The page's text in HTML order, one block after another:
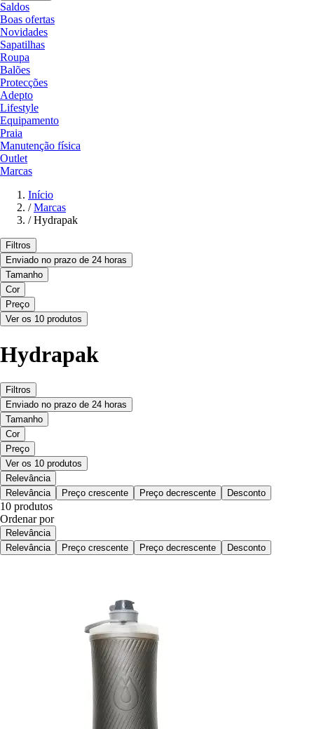
Saldos
Boas ofertas
Novidades
Sapatilhas
Roupa
Balões
Protecções
Adepto
Lifestyle
Equipamento
Praia
Manutenção física
Outlet
Marcas
Início
/ Marcas
/ Hydrapak
Filtros
Enviado no prazo de 24 horas
Tamanho
Cor
Preço
Ver os 10 produtos
Hydrapak
Filtros
Enviado no prazo de 24 horas
Tamanho
Cor
Preço
Ver os 10 produtos
Relevância
Relevância
Preço crescente Preço decrescente Desconto
10 produtos
Ordenar por
Relevância
Relevância
Preço crescente Preço decrescente Desconto